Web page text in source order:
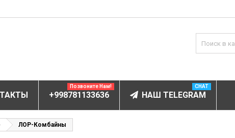
+998781133636
Позвоните Нам!
НАШ TELEGRAM
CHAT
ЛОР-Комбайны